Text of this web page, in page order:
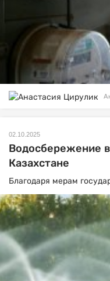
02.10.2025
Водосбережение
Казахстане
Благодаря мерам